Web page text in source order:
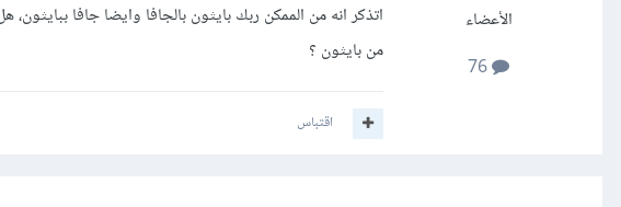
الأعضاء
اتذكر انه من الممكن ربك بايثون بالجافا وايضا جافا
من بايثون ؟
اقتباس